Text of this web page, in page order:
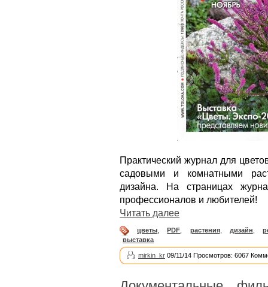
Практический журнал для
садовыми и комнатными
дизайна. На страницах
профессионалов и любителей!
Читать далее
цветы PDF растения, дизайн
выставка
mirkin_kr 09/11/14 Просмотров: 6067